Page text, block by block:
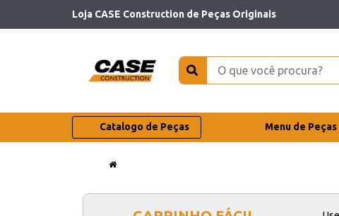
Loja CASE Construction de Peças Originais
Catalogo de Peças Menu de Peças